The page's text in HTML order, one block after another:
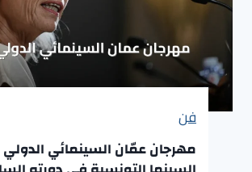
فن
مهرجان عمّان السينمائي